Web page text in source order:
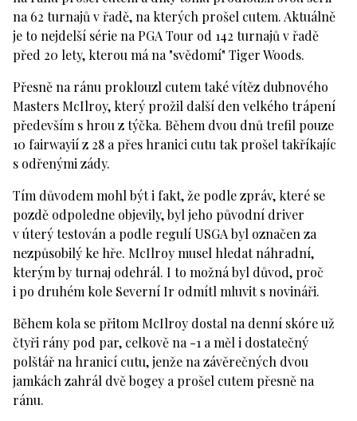
na 62 turnajů v řadě, na kterých prošel cutem. Aktuálně
je to nejdelší série na PGA Tour od 142 turnajů v řadě
před 20 lety, kterou má na "svědomí" Tiger Woods.
Přesně na ránu proklouzl cutem také vítěz dubnového
Masters McIlroy, který prožil další den velkého trápení
především s hrou z týčka. Během dvou dnů trefil pouze
10 fairwayií z 28 a přes hranici cutu tak prošel takříkajíc
s odřenými zády.
Tím důvodem mohl být i fakt, že podle zpráv, které se
pozdě odpoledne objevily, byl jeho původní driver
v úterý testován a podle regulí USGA byl označen za
nezpůsobilý ke hře. McIlroy musel hledat náhradní,
kterým by turnaj odehrál. I to možná byl důvod, proč
i po druhém kole Severní Ir odmítl mluvit s novináři.
Během kola se přitom McIlroy dostal na denní skóre už
čtyři rány pod par, celkově na -1 a měl i dostatečný
polštář na hranicí cutu, jenže na závěrečných dvou
jamkách zahrál dvě bogey a prošel cutem přesně na
ránu.